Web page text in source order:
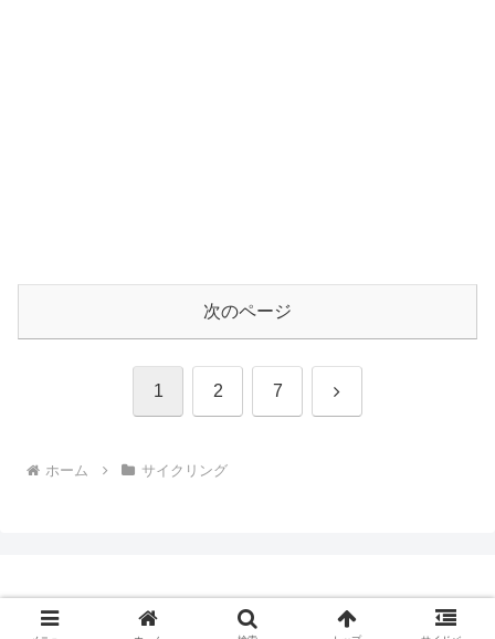
次のページ
1 2 7 次
ホーム サイクリング
Copyright © 2009-2026 CBN Blog All Rights Reserved.